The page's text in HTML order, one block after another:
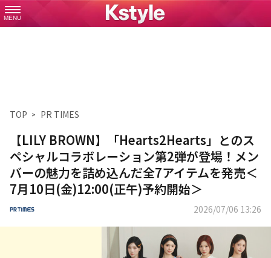
MENU
TOP PR TIMES
【LILY BROWN】「Hearts2Hearts」とのス
ペシャルコラボレーション第2弾が登場！メン
バーの魅力を詰め込んだ全7アイテムを発売＜
7月10日(金)12:00(正午)予約開始＞
2026/07/06 13:26